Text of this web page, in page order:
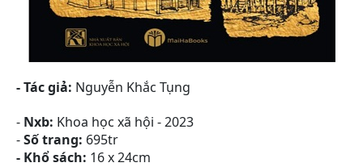
- Tác giả: Nguyễn Khắc Tụng
- Nxb: Khoa học xã hội - 2023
-Số trang: 695tr
- Khổ sách: 16 x 24cm